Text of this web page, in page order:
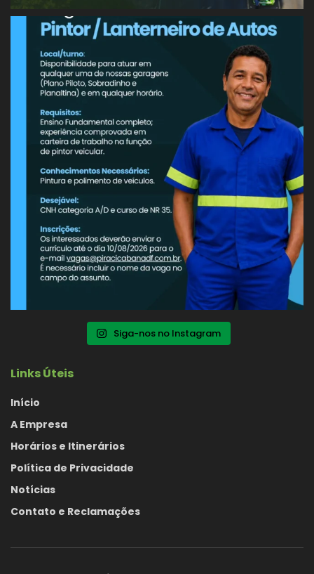
Siga-nos no Instagram
Links Úteis
Início
A Empresa
Horários e Itinerários
Política de Privacidade
Notícias
Contato e Reclamações